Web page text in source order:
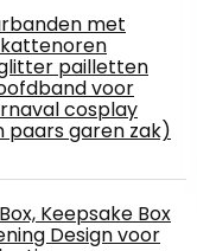
met
pailletten
voor
cosplay
garen zak)
Keepsake Box
Design voor